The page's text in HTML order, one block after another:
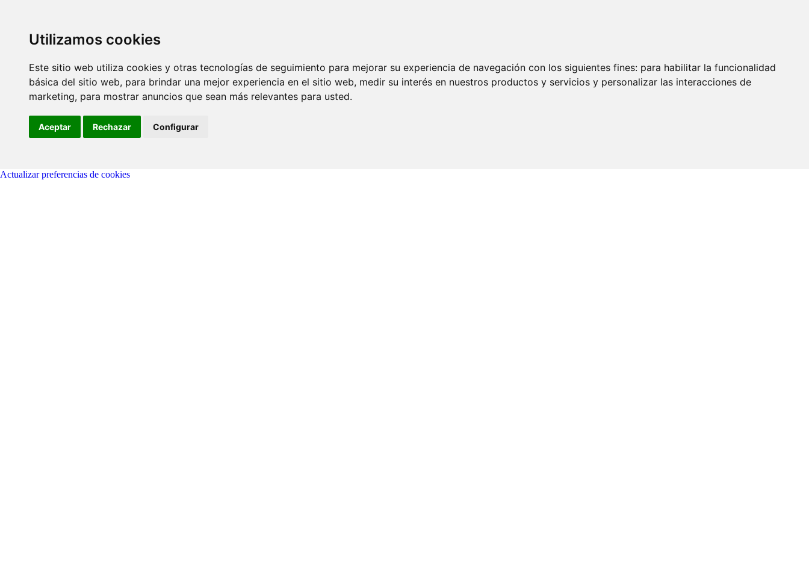
Utilizamos cookies
Este sitio web utiliza cookies y otras tecnologías de seguimiento para mejorar su experiencia de navegación con los siguientes fines: para habilitar la funcionalidad
básica del sitio web, para brindar una mejor experiencia en el sitio web, medir su interés en nuestros productos y servicios y personalizar las interacciones de
marketing, para mostrar anuncios que sean más relevantes para usted.
Aceptar Rechazar Configurar
Actualizar preferencias de cookies